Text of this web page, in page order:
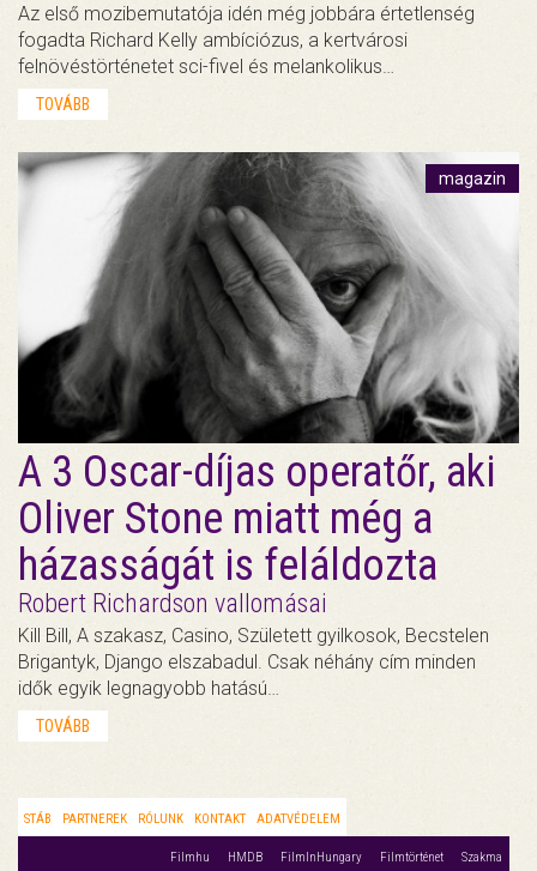
Az első mozibemutatója idén még jobbára értetlenség
fogadta Richard Kelly ambíciózus, a kertvárosi
felnövéstörténetet sci-fivel és melankolikus…
TOVÁBB
magazin
A 3 Oscar-díjas operatőr, aki
Oliver Stone miatt még a
házasságát is feláldozta
Robert Richardson vallomásai
Kill Bill, A szakasz, Casino, Született gyilkosok, Becstelen
Brigantyk, Django elszabadul. Csak néhány cím minden
idők egyik legnagyobb hatású…
TOVÁBB
STÁB PARTNEREK RÓLUNK KONTAKT ADATVÉDELEM
Filmhu HMDB FilmInHungary Filmtörténet Szakma